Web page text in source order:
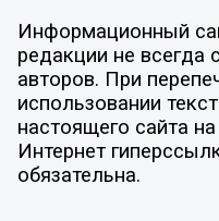
Информационный
редакции не всегда
авторов. При
использовании
настоящего сайта
Интернет
обязательна.